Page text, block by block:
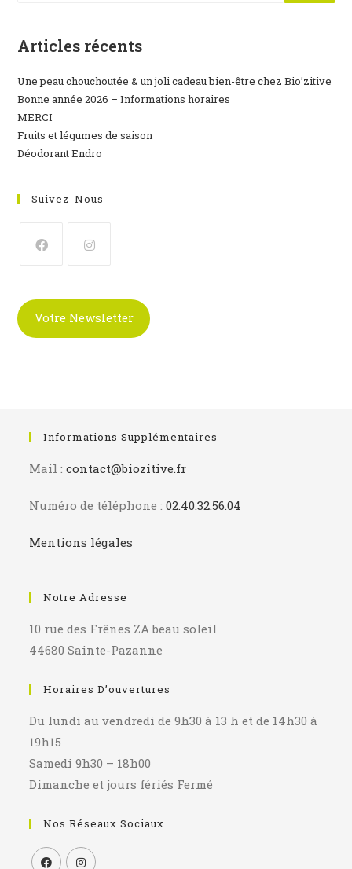
Articles récents
Une peau chouchoutée & un joli cadeau bien-être chez Bio’zitive
Bonne année 2026 – Informations horaires
MERCI
Fruits et légumes de saison
Déodorant Endro
Suivez-Nous
un
nouvel
un
Votre Newsletter
Informations Supplémentaires
Mail :contact@biozitive.fr
Numéro de téléphone :02.40.32.56.04
Mentions légales
Notre Adresse
10 rue des Frênes ZA beau soleil
44680 Sainte-Pazanne
Horaires D’ouvertures
Du lundi au vendredi de 9h30 à 13 h et de 14h30 à
19h15
Samedi 9h30 – 18h00
Dimanche et jours fériés Fermé
Nos Réseaux Sociaux